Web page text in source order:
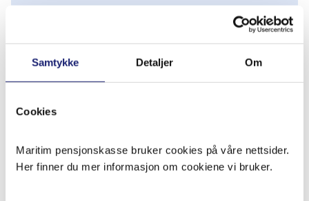
Samtykke Detaljer Om
Cookies
Maritim pensjonskasse bruker cookies på våre nettsider.
Her finner du mer informasjon om cookiene vi bruker.
Inntektsbasert ordning +
Arbeidsgiverpremie
Beregning av arbeidsgiverpremie